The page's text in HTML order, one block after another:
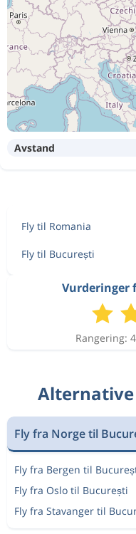
Avstand
Fly til Romania
Fly til București
Vurderinger
Rangering:
Fly fra Norge til
Fly fra Bergen til
Fly fra Oslo til București
Fly fra Stavanger til